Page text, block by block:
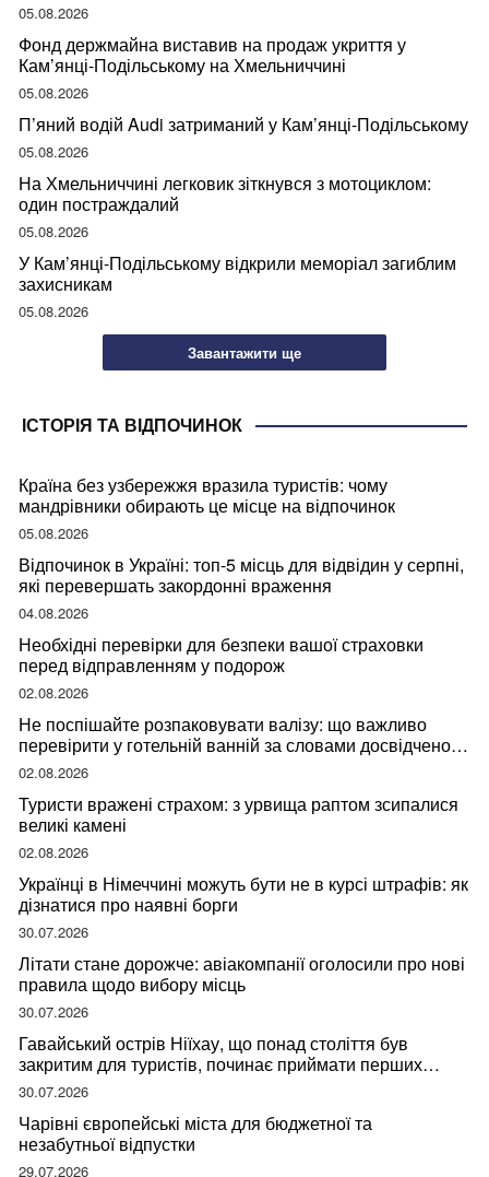
05.08.2026
Фонд держмайна виставив на продаж укриття у
Кам’янці-Подільському на Хмельниччині
05.08.2026
П’яний водій Audi затриманий у Кам’янці-Подільському
05.08.2026
На Хмельниччині легковик зіткнувся з мотоциклом:
один постраждалий
05.08.2026
У Кам’янці-Подільському відкрили меморіал загиблим
захисникам
05.08.2026
Завантажити ще
ІСТОРІЯ ТА ВІДПОЧИНОК
Країна без узбережжя вразила туристів: чому
мандрівники обирають це місце на відпочинок
05.08.2026
Відпочинок в Україні: топ-5 місць для відвідин у серпні,
які перевершать закордонні враження
04.08.2026
Необхідні перевірки для безпеки вашої страховки
перед відправленням у подорож
02.08.2026
Не поспішайте розпаковувати валізу: що важливо
перевірити у готельній ванній за словами досвідченої
мандрівниці
02.08.2026
Туристи вражені страхом: з урвища раптом зсипалися
великі камені
02.08.2026
Українці в Німеччині можуть бути не в курсі штрафів: як
дізнатися про наявні борги
30.07.2026
Літати стане дорожче: авіакомпанії оголосили про нові
правила щодо вибору місць
30.07.2026
Гавайський острів Ніїхау, що понад століття був
закритим для туристів, починає приймати перших
відвідувачів
30.07.2026
Чарівні європейські міста для бюджетної та
незабутньої відпустки
29.07.2026